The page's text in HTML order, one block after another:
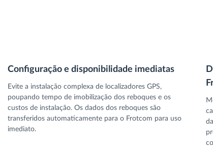
Configuração e disponibilidade imediatas
Evite a instalação complexa de localizadores GPS,
poupando tempo de imobilização dos reboques e os
custos de instalação. Os dados dos reboques são
transferidos automaticamente para o Frotcom para uso
imediato.